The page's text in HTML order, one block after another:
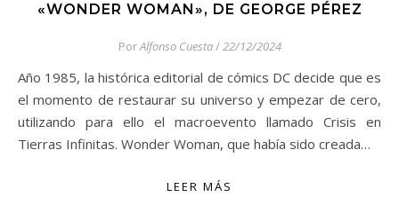
«WONDER WOMAN», DE GEORGE PÉREZ
PorAlfonso Cuesta/22/12/2024
Año 1985, la histórica editorial de cómics DC decide que es
el momento de restaurar su universo y empezar de cero,
utilizando para ello el macroevento llamado Crisis en
Tierras Infinitas. Wonder Woman, que había sido creada…
LEER MÁS